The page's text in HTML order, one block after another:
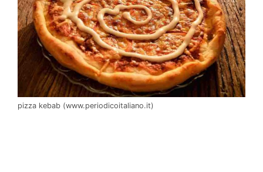
pizza kebab (www.periodicoitaliano.it)